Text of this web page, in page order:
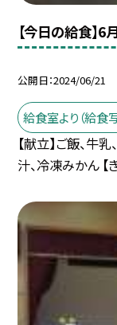
【今日の給食】6
公開日 2024/06/21
給食室より（給食
【献立】ご飯、牛
汁、冷凍みかん 【